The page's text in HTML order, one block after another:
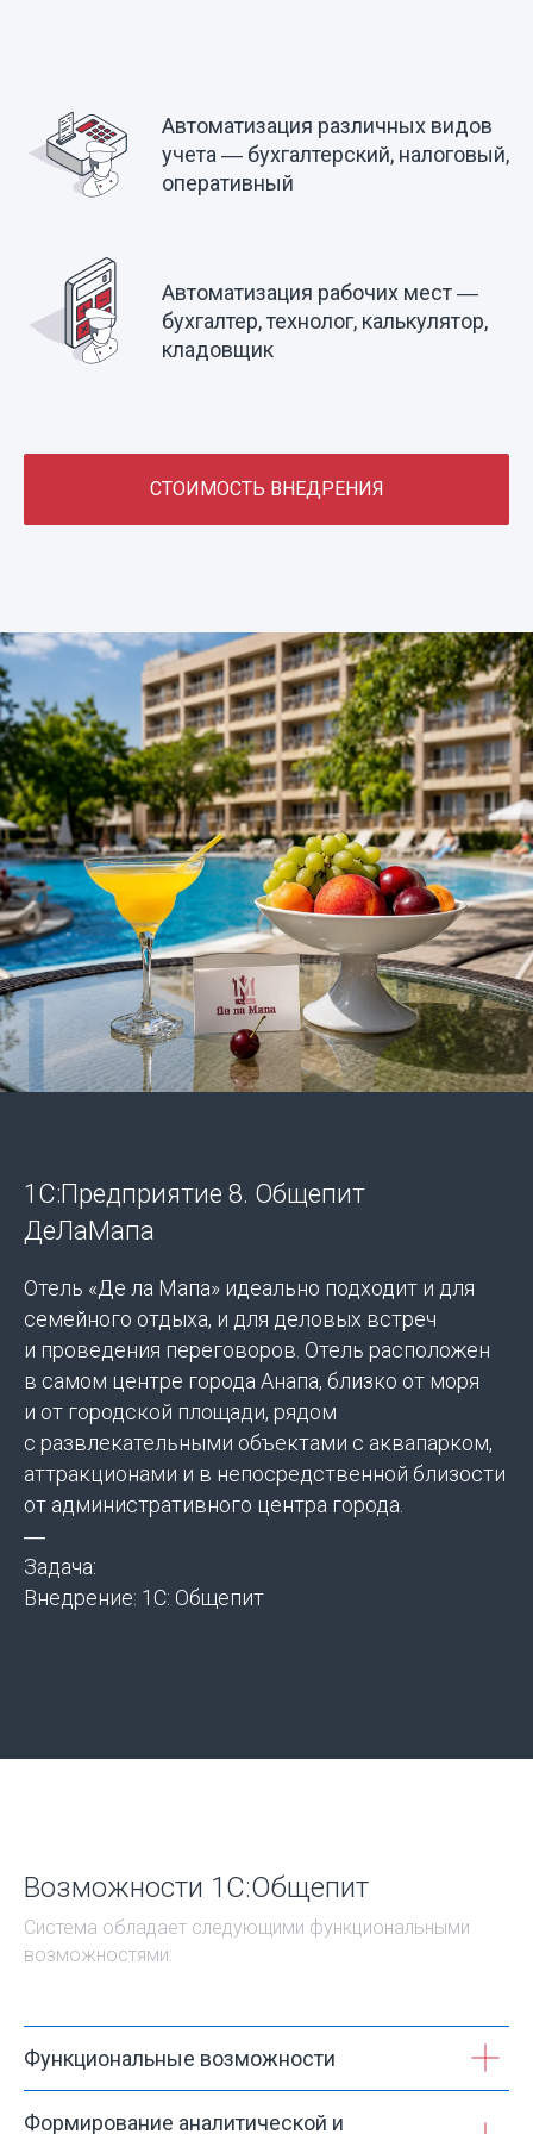
Автоматизация различных видов
учета ― бухгалтерский, налоговый,
оперативный
Автоматизация рабочих мест ―
бухгалтер, технолог, калькулятор,
кладовщик
СТОИМОСТЬ ВНЕДРЕНИЯ
1С:Предприятие 8. Общепит
ДеЛаМапа
Отель «Де ла Мапа» идеально подходит и для
семейного отдыха, и для деловых встреч
и проведения переговоров. Отель расположен
в самом центре города Анапа, близко от моря
и от городской площади, рядом
с развлекательными объектами с аквапарком,
аттракционами и в непосредственной близости
от административного центра города.
―
Задача:
Внедрение: 1С: Общепит
Возможности 1С:Общепит
Система обладает следующими функциональными
возможностями:
Функциональные возможности
Формирование аналитической и